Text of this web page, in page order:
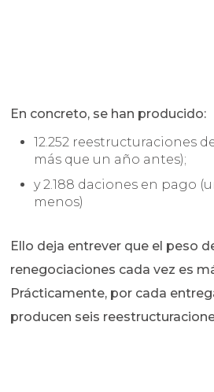
En concreto, se han producido:
12.252 reestructuraciones
más que un año antes);
y 2.188 daciones en pago
menos)
Ello deja entrever que el peso
renegociaciones cada vez es
Prácticamente, por cada
producen seis